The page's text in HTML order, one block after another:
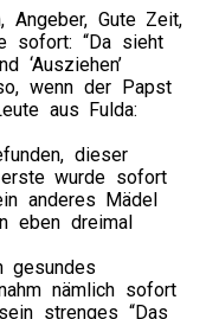
Gute Zeit,
sofort: “Da sieht
‘Ausziehen’
wenn der Papst
aus Fulda:
dieser
wurde sofort
anderes Mädel
eben dreimal
gesundes
nämlich sofort
strenges “Das